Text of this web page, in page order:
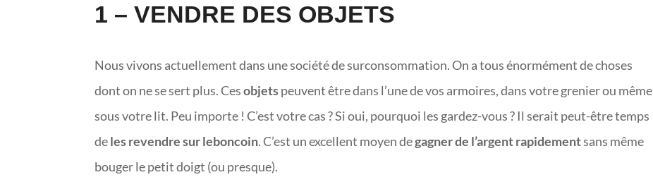
1 – VENDRE DES OBJETS
Nous vivons actuellement dans une société de surconsommation. On a tous énormément de choses
dont on ne se sert plus. Cesobjetspeuvent être dans l’une de vos armoires, dans votre grenier ou même
sous votre lit. Peu importe ! C’est votre cas ? Si oui, pourquoi les gardez-vous ? Il serait peut-être temps
deles revendre sur leboncoin. C’est un excellent moyen degagner de l’argent rapidementsans même
bouger le petit doigt (ou presque).